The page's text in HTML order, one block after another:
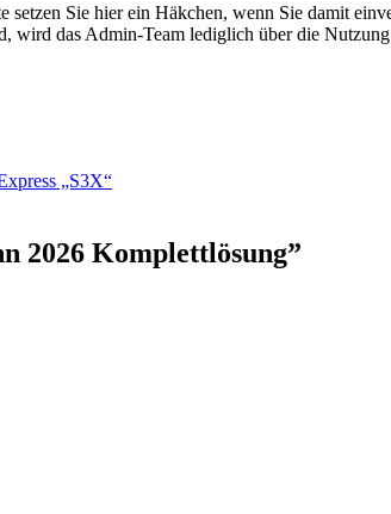
Sie hier ein Häkchen, wenn Sie damit
wird das Admin-Team lediglich über die
„S3X“
2026 Komplettlösung”